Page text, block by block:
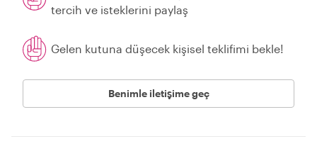
tercih ve isteklerini paylaş
Gelen kutuna düşecek kişisel teklifimi bekle!
Benimle iletişime geç